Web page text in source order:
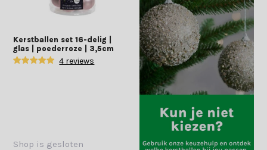
Kerstballen set 16-delig |
glas | poederroze | 3,5cm
4 reviews
Shop is gesloten